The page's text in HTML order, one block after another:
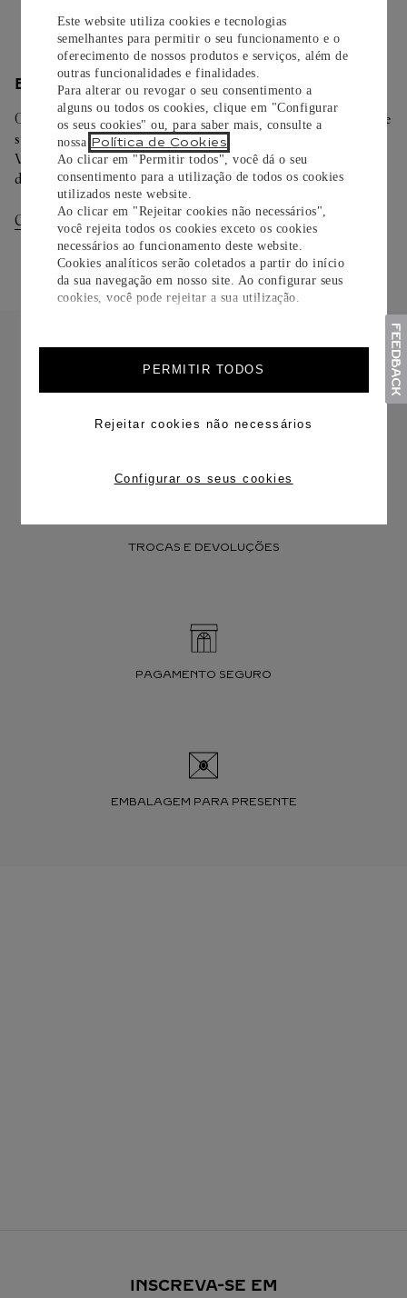
Este website utiliza cookies e tecnologias
semelhantes para permitir o seu funcionamento e o
oferecimento de nossos produtos e serviços, além de
outras funcionalidades e finalidades.
Para alterar ou revogar o seu consentimento a
alguns ou todos os cookies, clique em "Configurar
os seus cookies" ou, para saber mais, consulte a
nossa Política de Cookies
Ao clicar em "Permitir todos", você dá o seu
consentimento para a utilização de todos os cookies
utilizados neste website.
Ao clicar em "Rejeitar cookies não necessários",
você rejeita todos os cookies exceto os cookies
necessários ao funcionamento deste website.
Cookies analíticos serão coletados a partir do início
da sua navegação em nosso site. Ao configurar seus
cookies, você pode rejeitar a sua utilização.
PERMITIR TODOS
Rejeitar cookies não necessários
Configurar os seus cookies
ENTREGA/DEVOLUÇÃO
Oferecemos diferentes opções de entrega. Selecione o envio de
sua preferência na finalização de seu pedido.
Você pode trocar ou devolver sua criação Cartier em até 30
dias.
Consultar Entregas Consultar Devoluções
FRETE CORTESIA
TROCAS E DEVOLUÇÕES
PAGAMENTO SEGURO
EMBALAGEM PARA PRESENTE
INSCREVA-SE EM